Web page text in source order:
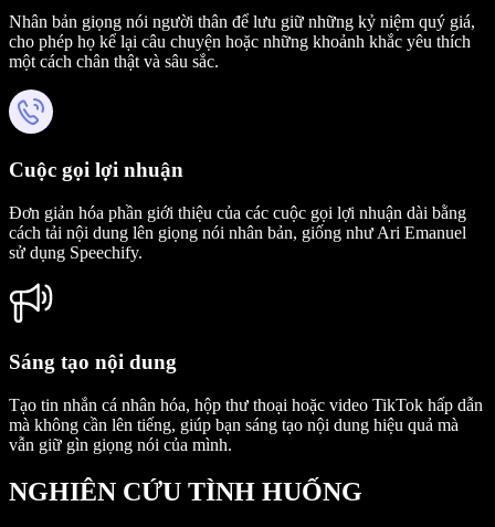
Nhân bản giọng nói người thân để lưu giữ những kỷ niệm quý giá,
cho phép họ kể lại câu chuyện hoặc những khoảnh khắc yêu thích
một cách chân thật và sâu sắc.
Cuộc gọi lợi nhuận
Đơn giản hóa phần giới thiệu của các cuộc gọi lợi nhuận dài bằng
cách tải nội dung lên giọng nói nhân bản, giống như Ari Emanuel
sử dụng Speechify.
Sáng tạo nội dung
Tạo tin nhắn cá nhân hóa, hộp thư thoại hoặc video TikTok hấp dẫn
mà không cần lên tiếng, giúp bạn sáng tạo nội dung hiệu quả mà
vẫn giữ gìn giọng nói của mình.
NGHIÊN CỨU TÌNH HUỐNG